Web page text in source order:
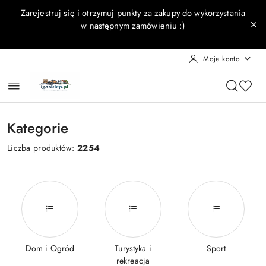
Przejdź do treści głównej
Przejdź do wyszukiwarki
Przejdź do moje konto
Przejdź do menu głównego
Przejdź do stopki
Zarejestruj się i otrzymuj punkty za zakupy do wykorzystania
w następnym zamówieniu :)
Moje konto
Kategorie
Liczba produktów:2254
Dom i Ogród
Turystyka i
rekreacja
Sport